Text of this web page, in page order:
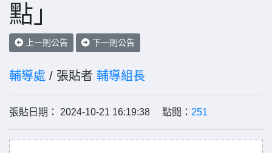
點」
上一則公告 下一則公告
輔導處 / 張貼者 輔導組長
張貼日期： 2024-10-21 16:19:38 點閱： 251